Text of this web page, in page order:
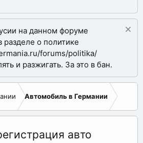
на данном форуме
о политике
forums/politika/
и разжигать. За это в бан.
Автомобиль в Германии
авто